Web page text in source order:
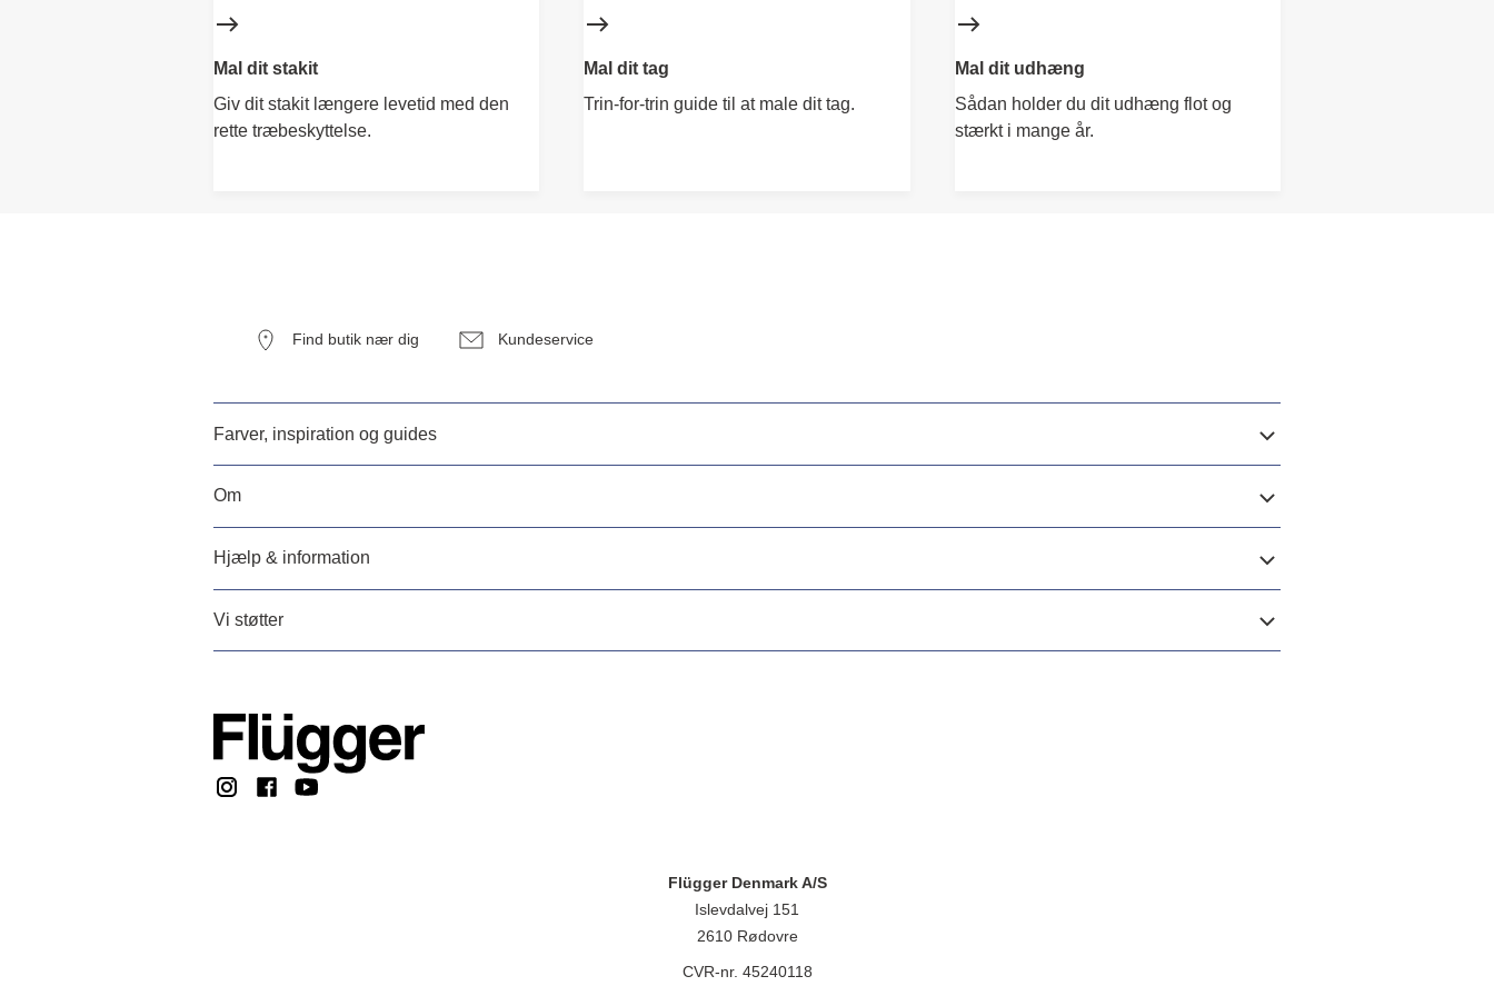
Mal dit stakit
Giv dit stakit længere levetid med den
rette træbeskyttelse.
Mal dit tag
Trin-for-trin guide til at male dit tag.
Mal dit udhæng
Sådan holder du dit udhæng flot og
stærkt i mange år.
Find butik nær dig Kundeservice
Farver, inspiration og guides
Om
Hjælp & information
Vi støtter
Flügger Denmark A/S
Islevdalvej 151
2610 Rødovre
CVR-nr. 45240118